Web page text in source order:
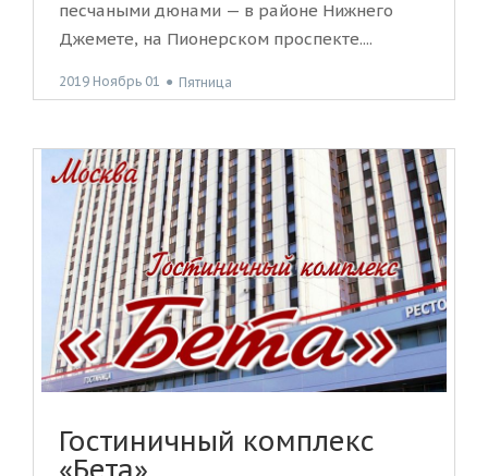
песчаными дюнами — в районе Нижнего
Джемете, на Пионерском проспекте....
2019 Ноябрь 01 ● Пятница
Гостиничный комплекс